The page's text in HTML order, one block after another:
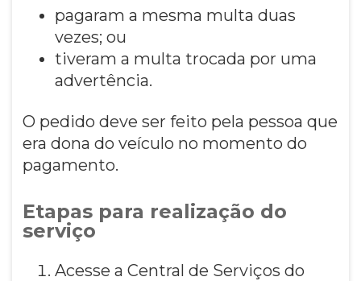
pagaram a mesma multa duas
vezes; ou
tiveram a multa trocada por uma
advertência.
O pedido deve ser feito pela pessoa que
era dona do veículo no momento do
pagamento.
Etapas para realização do
serviço
Acesse a Central de Serviços do